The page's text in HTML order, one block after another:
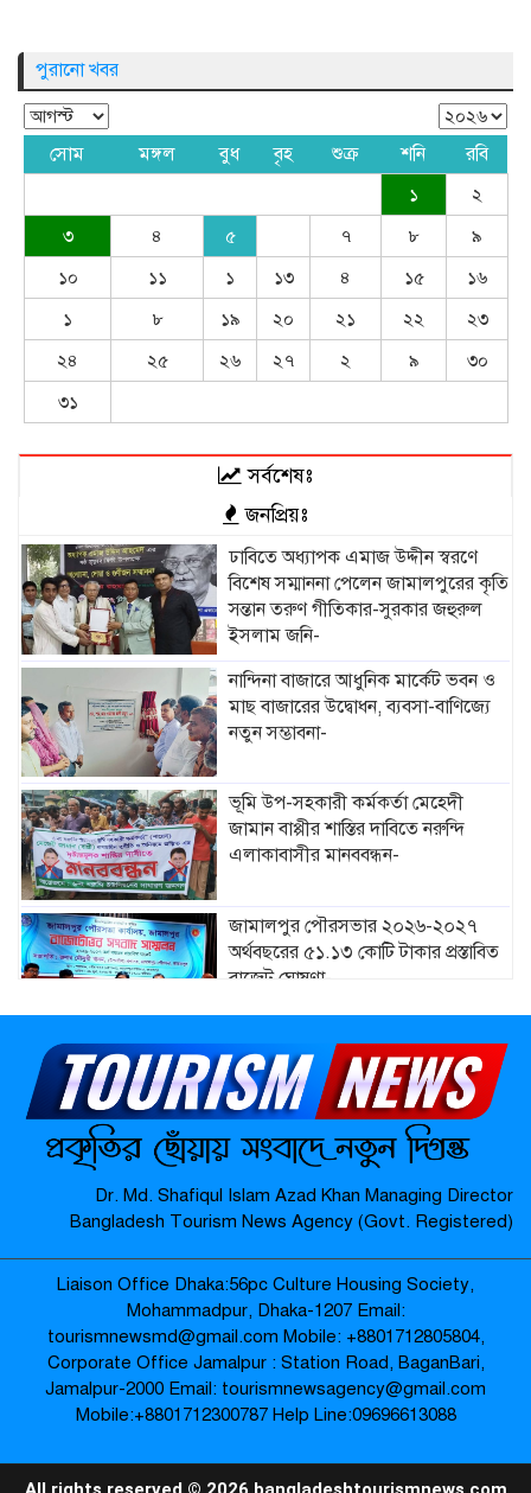
পুরানো খবর
সোম মঙ্গল বুধ বৃহ শুক্র শনি রবি
১
২
৩
৪ ৫ ৭ ৮
৯
১০
১১ ১ ১৩ ৪ ১৫
১৬
১
৮ ১৯ ২০ ২১ ২২
২৩
২৪
২৫ ২৬ ২৭ ২ ৯
৩০
৩১
সর্বশেষঃ
জনপ্রিয়ঃ
ঢাবিতে অধ্যাপক এমাজ উদ্দীন স্বরণে
বিশেষ সম্মাননা পেলেন জামালপুরের কৃতি
সন্তান তরুণ গীতিকার-সুরকার জহুরুল
ইসলাম জনি-
নান্দিনা বাজারে আধুনিক মার্কেট ভবন ও
মাছ বাজারের উদ্বোধন, ব্যবসা-বাণিজ্যে
নতুন সম্ভাবনা-
ভূমি উপ-সহকারী কর্মকর্তা মেহেদী
জামান বাপ্পীর শাস্তির দাবিতে নরুন্দি
এলাকাবাসীর মানববন্ধন-
জামালপুর পৌরসভার ২০২৬-২০২৭
অর্থবছরের ৫১.১৩ কোটি টাকার প্রস্তাবিত
বাজেট ঘোষণা-
মাদারগঞ্জে নারী ও শিশু সুরক্ষা বিষয়ে
সচেতনতামূলক সভা অনুষ্ঠিত-
মাদারগঞ্জে বিএনপির বৃক্ষরোপণ কর্মসূচি
অনুষ্ঠিত-
জামালপুর যৌনপল্লীতে ডিবি পুলিশের
অভিযান: ৬০০ গ্রাম গাঁজা উদ্ধার, নারীসহ
গ্রেপ্তার ৩ –
প্রায় ২৪ ঘণ্টা শূন্যরেখায় থাকার পর উদ্ধার
Dr. Md. Shafiqul Islam Azad Khan Managing Director
Bangladesh Tourism News Agency (Govt. Registered)
Liaison Office Dhaka:56pc Culture Housing Society,
Mohammadpur, Dhaka-1207 Email:
tourismnewsmd@gmail.com Mobile: ‪+8801712805804‬,
Corporate Office Jamalpur : Station Road, BaganBari,
Jamalpur-2000 Email: tourismnewsagency@gmail.com
Mobile:‪+8801712300787‬ Help Line:09696613088